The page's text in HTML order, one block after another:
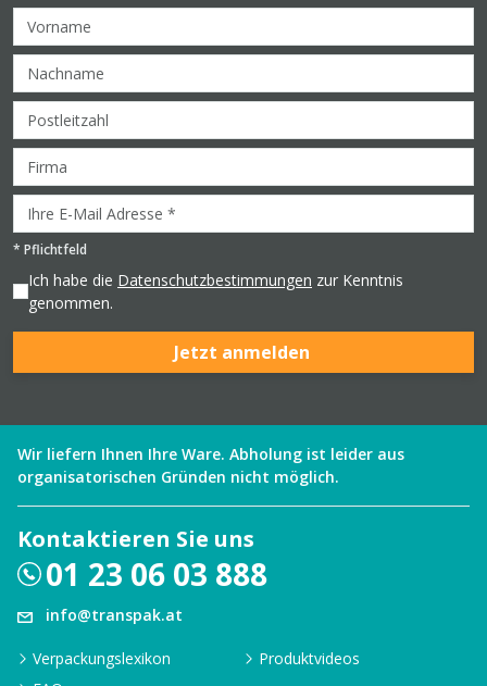
* Pflichtfeld
Ich habe die Datenschutzbestimmungen zur Kenntnis
genommen.
Jetzt anmelden
Wir liefern Ihnen Ihre Ware. Abholung ist leider aus
organisatorischen Gründen nicht möglich.
Kontaktieren Sie uns
01 23 06 03 888
info@transpak.at
Verpackungslexikon
Produktvideos